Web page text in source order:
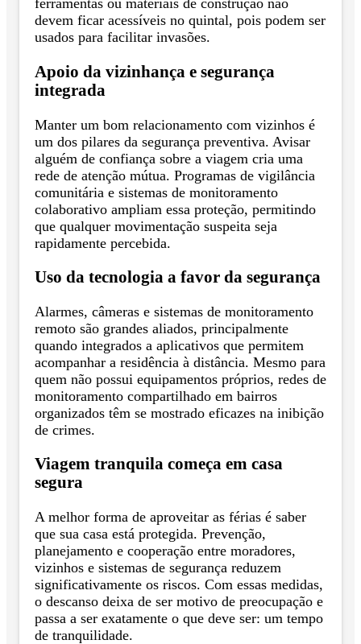
ferramentas ou materiais de construção não
devem ficar acessíveis no quintal, pois podem ser
usados para facilitar invasões.
Apoio da vizinhança e segurança
integrada
Manter um bom relacionamento com vizinhos é
um dos pilares da segurança preventiva. Avisar
alguém de confiança sobre a viagem cria uma
rede de atenção mútua. Programas de vigilância
comunitária e sistemas de monitoramento
colaborativo ampliam essa proteção, permitindo
que qualquer movimentação suspeita seja
rapidamente percebida.
Uso da tecnologia a favor da segurança
Alarmes, câmeras e sistemas de monitoramento
remoto são grandes aliados, principalmente
quando integrados a aplicativos que permitem
acompanhar a residência à distância. Mesmo para
quem não possui equipamentos próprios, redes de
monitoramento compartilhado em bairros
organizados têm se mostrado eficazes na inibição
de crimes.
Viagem tranquila começa em casa
segura
A melhor forma de aproveitar as férias é saber
que sua casa está protegida. Prevenção,
planejamento e cooperação entre moradores,
vizinhos e sistemas de segurança reduzem
significativamente os riscos. Com essas medidas,
o descanso deixa de ser motivo de preocupação e
passa a ser exatamente o que deve ser: um tempo
de tranquilidade.